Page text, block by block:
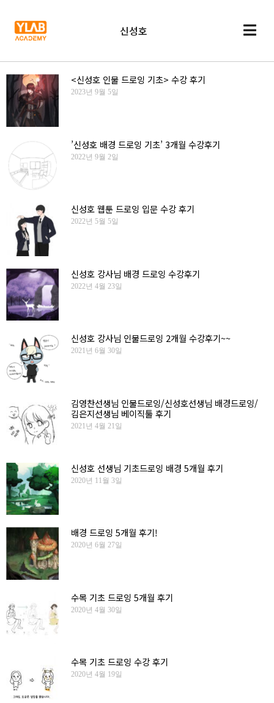
신성호
<신성호 인물 드로잉 기초> 수강 후기
2023년 9월 5일
’신성호 배경 드로잉 기초’ 3개월 수강후기
2022년 9월 2일
신성호 웹툰 드로잉 입문 수강 후기
2022년 5월 5일
신성호 강사님 배경 드로잉 수강후기
2022년 4월 23일
신성호 강사님 인물드로잉 2개월 수강후기~~
2021년 6월 30일
김영찬선생님 인물드로잉/신성호선생님 배경드로잉/
김은지선생님 베이직툴 후기
2021년 4월 21일
신성호 선생님 기초드로잉 배경 5개월 후기
2020년 11월 3일
배경 드로잉 5개월 후기!
2020년 6월 27일
수목 기초 드로잉 5개월 후기
2020년 4월 30일
수목 기초 드로잉 수강 후기
2020년 4월 19일